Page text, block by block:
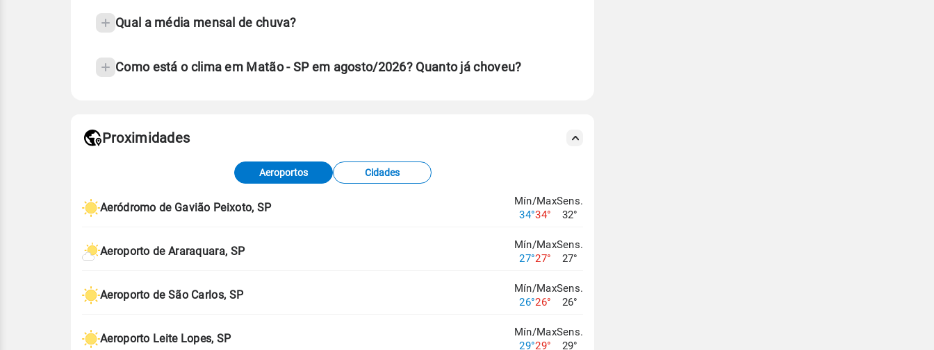
Qual a média mensal de chuva?
Como está o clima em Matão - SP em agosto/2026? Quanto já choveu?
de Tempo e Estudos Climáticos (CPTEC).
Proximidades
Aeroportos Cidades
Aeródromo de Gavião Peixoto, SP
Mín/Max
34°34°
Sens.
32°
Aeroporto de Araraquara, SP
Mín/Max
27°27°
Sens.
27°
Aeroporto de São Carlos, SP
Mín/Max
26°26°
Sens.
26°
Aeroporto Leite Lopes, SP
Mín/Max
29°29°
Sens.
29°